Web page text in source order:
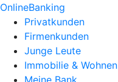
OnlineBanking
Privatkunden
Firmenkunden
Junge Leute
Immobilie & Wohnen
Meine Bank